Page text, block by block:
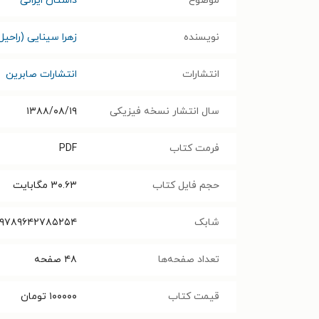
نویسنده زهرا سینایی
انتشارات انتشارات صابرین
سال انتشار نسخه فیزیکی ۱۳۸۸/۰۸/۱۹
فرمت کتاب PDF
حجم فایل کتاب ۳۰.۶۳ مگابایت
شابک ۹۷۸۹۶۴۲۷۸۵۲۵۴
تعداد صفحه‌ها ۴۸ صفحه
قیمت کتاب ۱۰۰۰۰۰ تومان